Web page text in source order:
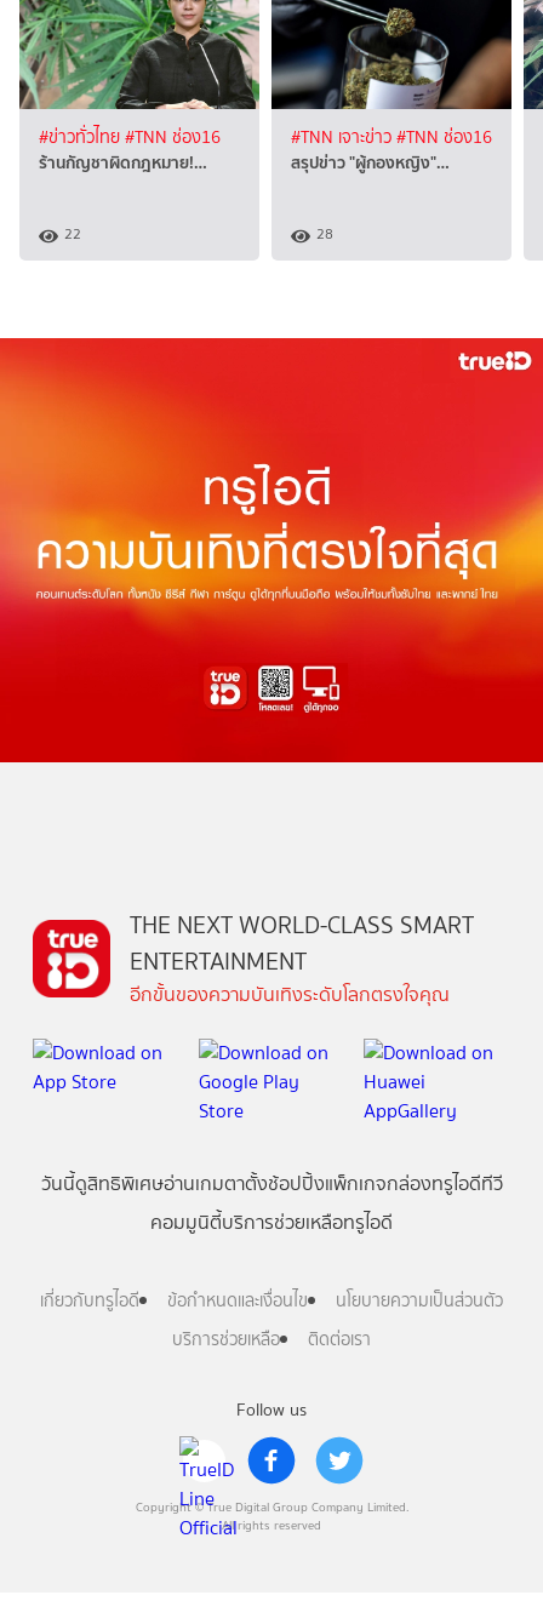
#ข่าวทั่วไทย#TNN ช่อง16
ร้านกัญชาผิดกฎหมาย!…
22
#TNN เจาะข่าว#TNN ช่อง16
สรุปข่าว "ผู้กองหญิง"…
28
Follow us
Copyright © True Digital Group Company Limited.
All rights reserved
THE NEXT WORLD-CLASS SMART
ENTERTAINMENT
อีกขั้นของความบันเทิงระดับโลกตรงใจคุณ
วันนี้ดูสิทธิพิเศษอ่านเกมตาตั้งช้อปปิ้งแพ็กเกจกล่องทรูไอดีทีวี
คอมมูนิตี้บริการช่วยเหลือทรูไอดี
เกี่ยวกับทรูไอดี ข้อกำหนดและเงื่อนไข
นโยบายความเป็นส่วนตัว
บริการช่วยเหลือ
ติดต่อเรา